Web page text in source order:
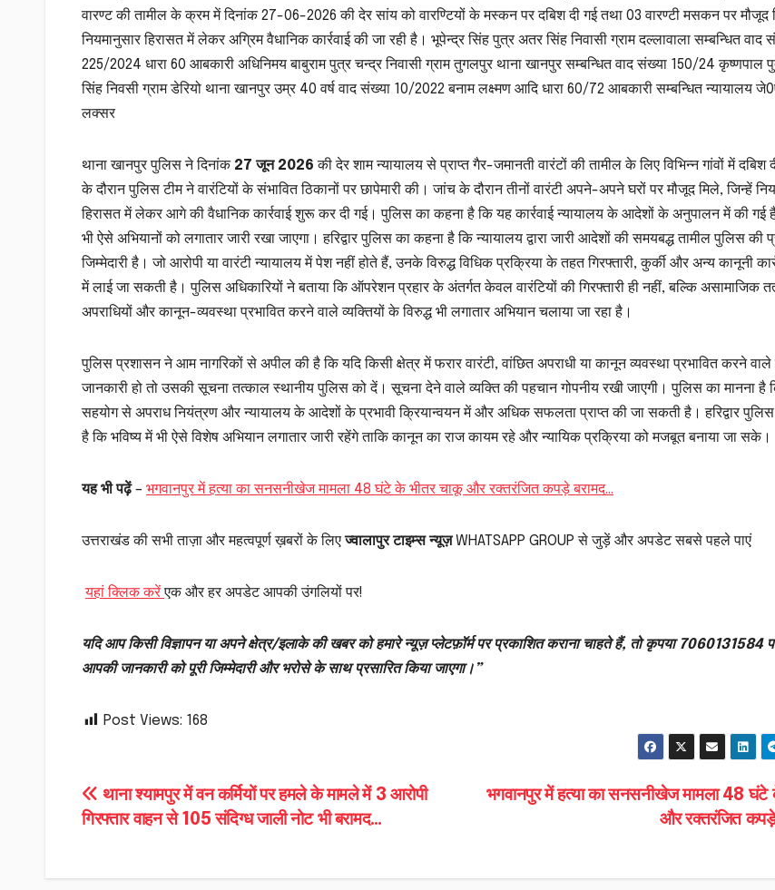
वारण्ट की तामील के क्रम में दिनांक 27-06-2026 की देर सांय को वारण्टियों के मस्कन पर दबिश दी गई तथा 03 वारण्टी मसकन पर मौजूद
नियमानुसार हिरासत में लेकर अग्रिम वैधानिक कार्रवाई की जा रही है। भूपेन्द्र सिंह पुत्र अतर सिंह निवासी ग्राम दल्लावाला सम्बन्धित वाद
225/2024 धारा 60 आबकारी अधिनिमय बाबुराम पुत्र चन्द्र निवासी ग्राम तुगलपुर थाना खानपुर सम्बन्धित वाद संख्या 150/24 कृष्णपाल
सिंह निवसी ग्राम डेरियो थाना खानपुर उम्र 40 वर्ष वाद संख्या 10/2022 बनाम लक्ष्मण आदि धारा 60/72 आबकारी सम्बन्धित न्यायालय
लक्सर
थाना खानपुर पुलिस ने दिनांक 27 जून 2026 की देर शाम न्यायालय से प्राप्त गैर-जमानती वारंटों की तामील के लिए विभिन्न गांवों में दबिश
के दौरान पुलिस टीम ने वारंटियों के संभावित ठिकानों पर छापेमारी की। जांच के दौरान तीनों वारंटी अपने-अपने घरों पर मौजूद मिले, जिन्हें
हिरासत में लेकर आगे की वैधानिक कार्रवाई शुरू कर दी गई। पुलिस का कहना है कि यह कार्रवाई न्यायालय के आदेशों के अनुपालन में की गई
भी ऐसे अभियानों को लगातार जारी रखा जाएगा। हरिद्वार पुलिस का कहना है कि न्यायालय द्वारा जारी आदेशों की समयबद्ध तामील पुलिस की
जिम्मेदारी है। जो आरोपी या वारंटी न्यायालय में पेश नहीं होते हैं, उनके विरुद्ध विधिक प्रक्रिया के तहत गिरफ्तारी, कुर्की और अन्य कानूनी
में लाई जा सकती है। पुलिस अधिकारियों ने बताया कि ऑपरेशन प्रहार के अंतर्गत केवल वारंटियों की गिरफ्तारी ही नहीं, बल्कि असामाजिक
अपराधियों और कानून-व्यवस्था प्रभावित करने वाले व्यक्तियों के विरुद्ध भी लगातार अभियान चलाया जा रहा है।
पुलिस प्रशासन ने आम नागरिकों से अपील की है कि यदि किसी क्षेत्र में फरार वारंटी, वांछित अपराधी या कानून व्यवस्था प्रभावित करने वाले
जानकारी हो तो उसकी सूचना तत्काल स्थानीय पुलिस को दें। सूचना देने वाले व्यक्ति की पहचान गोपनीय रखी जाएगी। पुलिस का मानना
सहयोग से अपराध नियंत्रण और न्यायालय के आदेशों के प्रभावी क्रियान्वयन में और अधिक सफलता प्राप्त की जा सकती है। हरिद्वार पुलिस
है कि भविष्य में भी ऐसे विशेष अभियान लगातार जारी रहेंगे ताकि कानून का राज कायम रहे और न्यायिक प्रक्रिया को मजबूत बनाया जा सके।
यह भी पढ़ें– भगवानपुर में हत्या का सनसनीखेज मामला 48 घंटे के भीतर चाकू और रक्तरंजित कपड़े बरामद…
उत्तराखंड की सभी ताज़ा और महत्वपूर्ण ख़बरों के लिएज्वालापुर टाइम्स न्यूज़WHATSAPP GROUP से जुड़ें और अपडेट सबसे पहले पाएं
यहां क्लिक करेंएक और हर अपडेट आपकी उंगलियों पर!
यदि आप किसी विज्ञापन या अपने क्षेत्र/इलाके की खबर को हमारे न्यूज़ प्लेटफ़ॉर्म पर प्रकाशित कराना चाहते हैं, तो कृपया 7060131584
आपकी जानकारी को पूरी जिम्मेदारी और भरोसे के साथ प्रसारित किया जाएगा।”
Post Views: 168
Post
navigation
भगवानपुर में हत्या का सनसनीखेज मामला 48 घंटे
और रक्तरंजित
थाना श्यामपुर में वन कर्मियों पर हमले के मामले में 3 आरोपी
गिरफ्तार वाहन से 105 संदिग्ध जाली नोट भी बरामद…